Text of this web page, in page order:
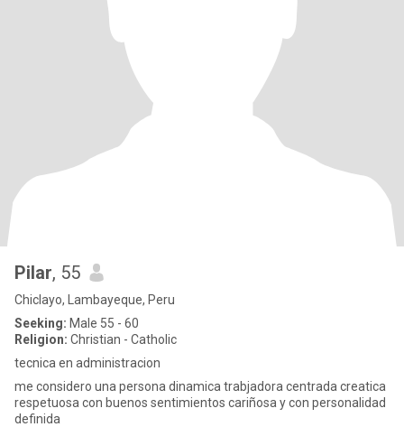
Pilar, 55
Chiclayo, Lambayeque, Peru
Seeking: Male 55 - 60
Religion: Christian - Catholic
tecnica en administracion
me considero una persona dinamica trabjadora centrada creatica
respetuosa con buenos sentimientos cariñosa y con personalidad
definida